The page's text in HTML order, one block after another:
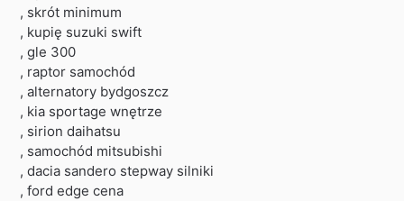
, skrót minimum
, kupię suzuki swift
, gle 300
, raptor samochód
, alternatory bydgoszcz
, kia sportage wnętrze
, sirion daihatsu
, samochód mitsubishi
, dacia sandero stepway silniki
, ford edge cena